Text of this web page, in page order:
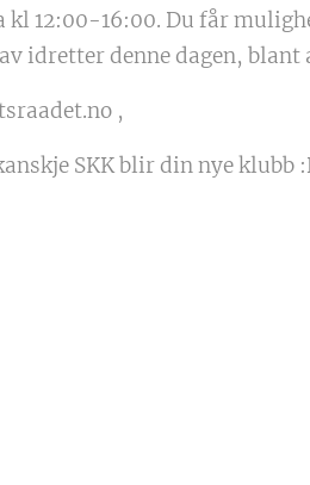
12:00-16:00. Du får
idretter denne dagen, blant
,
SKK blir din nye klubb